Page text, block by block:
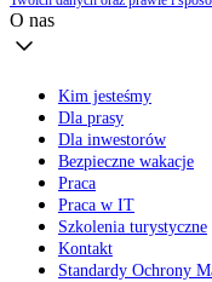
O nas
Kim jesteśmy
Dla prasy
Dla inwestorów
Bezpieczne wakacje
Praca
Praca w IT
Szkolenia turystyczne
Kontakt
Standardy Ochrony